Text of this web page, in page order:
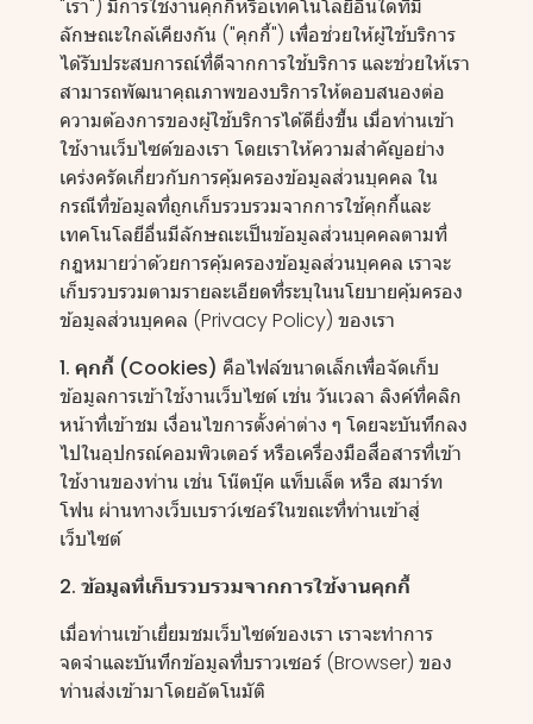
"เรา") มีการใช้งานคุกกี้หรือเทคโนโลยีอื่นใดที่มี
ลักษณะใกล้เคียงกัน ("คุกกี้") เพื่อช่วยให้ผู้ใช้บริการ
ได้รับประสบการณ์ที่ดีจากการใช้บริการ และช่วยให้เรา
สามารถพัฒนาคุณภาพของบริการให้ตอบสนองต่อ
ความต้องการของผู้ใช้บริการได้ดียิ่งขึ้น เมื่อท่านเข้า
ใช้งานเว็บไซต์ของเรา โดยเราให้ความสำคัญอย่าง
เคร่งครัดเกี่ยวกับการคุ้มครองข้อมูลส่วนบุคคล ใน
กรณีที่ข้อมูลที่ถูกเก็บรวบรวมจากการใช้คุกกี้และ
เทคโนโลยีอื่นมีลักษณะเป็นข้อมูลส่วนบุคคลตามที่
กฎหมายว่าด้วยการคุ้มครองข้อมูลส่วนบุคคล เราจะ
เก็บรวบรวมตามรายละเอียดที่ระบุในนโยบายคุ้มครอง
ข้อมูลส่วนบุคคล (Privacy Policy) ของเรา
1. คุกกี้ (Cookies) คือไฟล์ขนาดเล็กเพื่อจัดเก็บ
ข้อมูลการเข้าใช้งานเว็บไซต์ เช่น วันเวลา ลิงค์ที่คลิก
หน้าที่เข้าชม เงื่อนไขการตั้งค่าต่าง ๆ โดยจะบันทึกลง
ไปในอุปกรณ์คอมพิวเตอร์ หรือเครื่องมือสื่อสารที่เข้า
ใช้งานของท่าน เช่น โน๊ตบุ๊ค แท็บเล็ต หรือ สมาร์ท
โฟน ผ่านทางเว็บเบราว์เซอร์ในขณะที่ท่านเข้าสู่
เว็บไซต์
2. ข้อมูลที่เก็บรวบรวมจากการใช้งานคุกกี้
เมื่อท่านเข้าเยี่ยมชมเว็บไซต์ของเรา เราจะทำการ
จดจำและบันทึกข้อมูลที่บราวเซอร์ (Browser) ของ
ท่านส่งเข้ามาโดยอัตโนมัติ